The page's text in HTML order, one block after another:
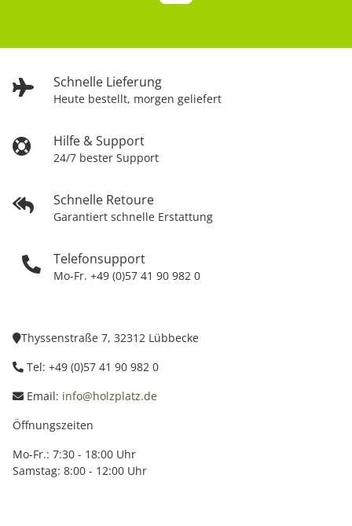
Schnelle Lieferung
Heute bestellt, morgen geliefert
Hilfe & Support
24/7 bester Support
Schnelle Retoure
Garantiert schnelle Erstattung
Telefonsupport
Mo-Fr. +49 (0)57 41 90 982 0
Thyssenstraße 7, 32312 Lübbecke
Tel: +49 (0)57 41 90 982 0
Email: info@holzplatz.de
Öffnungszeiten
Mo-Fr.: 7:30 - 18:00 Uhr
Samstag: 8:00 - 12:00 Uhr